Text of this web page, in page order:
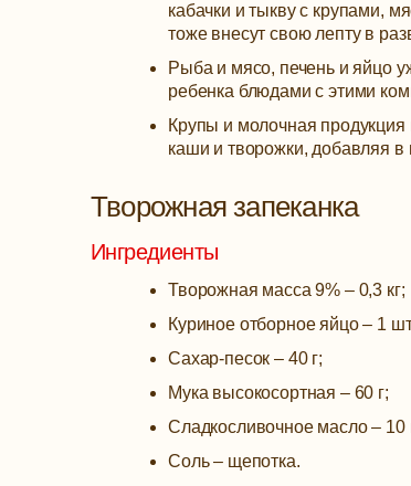
кабачки и тыкву с крупами,
тоже внесут свою лепту в
Рыба и мясо, печень и яйцо
ребенка блюдами с этими
Крупы и молочная
каши и творожки, добавляя
Творожная запеканка
Ингредиенты
Творожная масса 9% – 0,3 кг;
Куриное отборное яйцо – 1
Сахар-песок – 40 г;
Мука высокосортная – 60 г;
Сладкосливочное масло – 10
Соль – щепотка.